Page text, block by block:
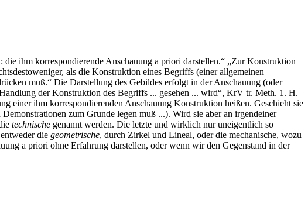
die ihm korrespondierende Anschauung a priori darstellen.“ „Zur Konstruktion
als die Konstruktion eines Begriffs (einer allgemeinen
muß.“ Die Darstellung des Gebildes erfolgt in der Anschauung (oder
der Konstruktion des Begriffs ... gesehen ... wird“, KrV tr. Meth. 1. H.
einer ihm korrespondierenden Anschauung Konstruktion heißen. Geschieht sie
zum Grunde legen muß ...). Wird sie aber an irgendeiner
technische genannt werden. Die letzte und wirklich nur uneigentlich so
die geometrische, durch Zirkel und Lineal, oder die mechanische, wozu
a priori ohne Erfahrung darstellen, oder wenn wir den Gegenstand in der